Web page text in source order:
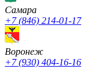
Cамара
+7 (846) 214-01-17
Воронеж
+7 (930) 404-16-16